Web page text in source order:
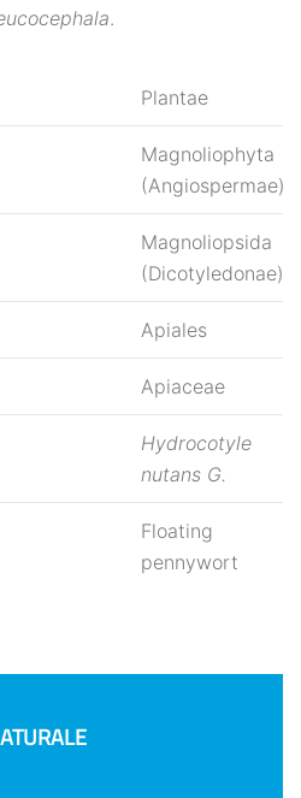
.
Plantae
Magnoliophyta
(Angiospermae)
Magnoliopsida
(Dicotyledonae)
Apiales
Apiaceae
Hydrocotyle
nutans G.
Floating
pennywort